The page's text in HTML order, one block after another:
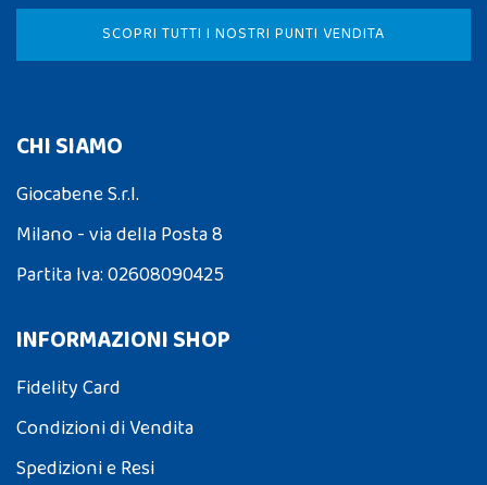
SCOPRI TUTTI I NOSTRI PUNTI VENDITA
CHI SIAMO
Giocabene S.r.l.
Milano - via della Posta 8
Partita Iva: 02608090425
INFORMAZIONI SHOP
Fidelity Card
Condizioni di Vendita
Spedizioni e Resi